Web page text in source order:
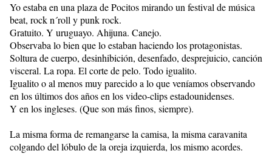
Yo estaba en una plaza de Pocitos mirando un festival de música
beat, rock n´roll y punk rock.
Gratuito. Y uruguayo. Ahijuna. Canejo.
Observaba lo bien que lo estaban haciendo los protagonistas.
Soltura de cuerpo, desinhibición, desenfado, desprejuicio, canción
visceral. La ropa. El corte de pelo. Todo igualito.
Igualito o al menos muy parecido a lo que veníamos observando
en los últimos dos años en los video-clips estadounidenses.
Y en los ingleses. (Que son más finos, siempre).
La misma forma de remangarse la camisa, la misma caravanita
colgando del lóbulo de la oreja izquierda, los mismo acordes.